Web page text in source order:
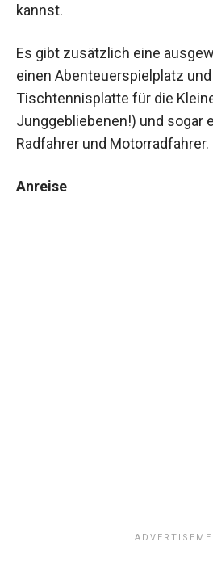
kannst.
Es gibt zusätzlich eine
einen Abenteuerspielplatz
Tischtennisplatte für die
Junggebliebenen!) und sogar
Radfahrer und Motorradfahrer.
Anreise